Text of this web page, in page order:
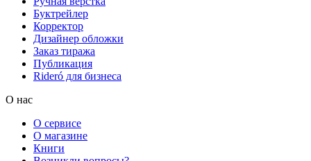
Буктрейлер
Корректор
Дизайнер обложки
Заказ тиража
Публикация
Rideró для бизнеса
О нас
О сервисе
О магазине
Книги